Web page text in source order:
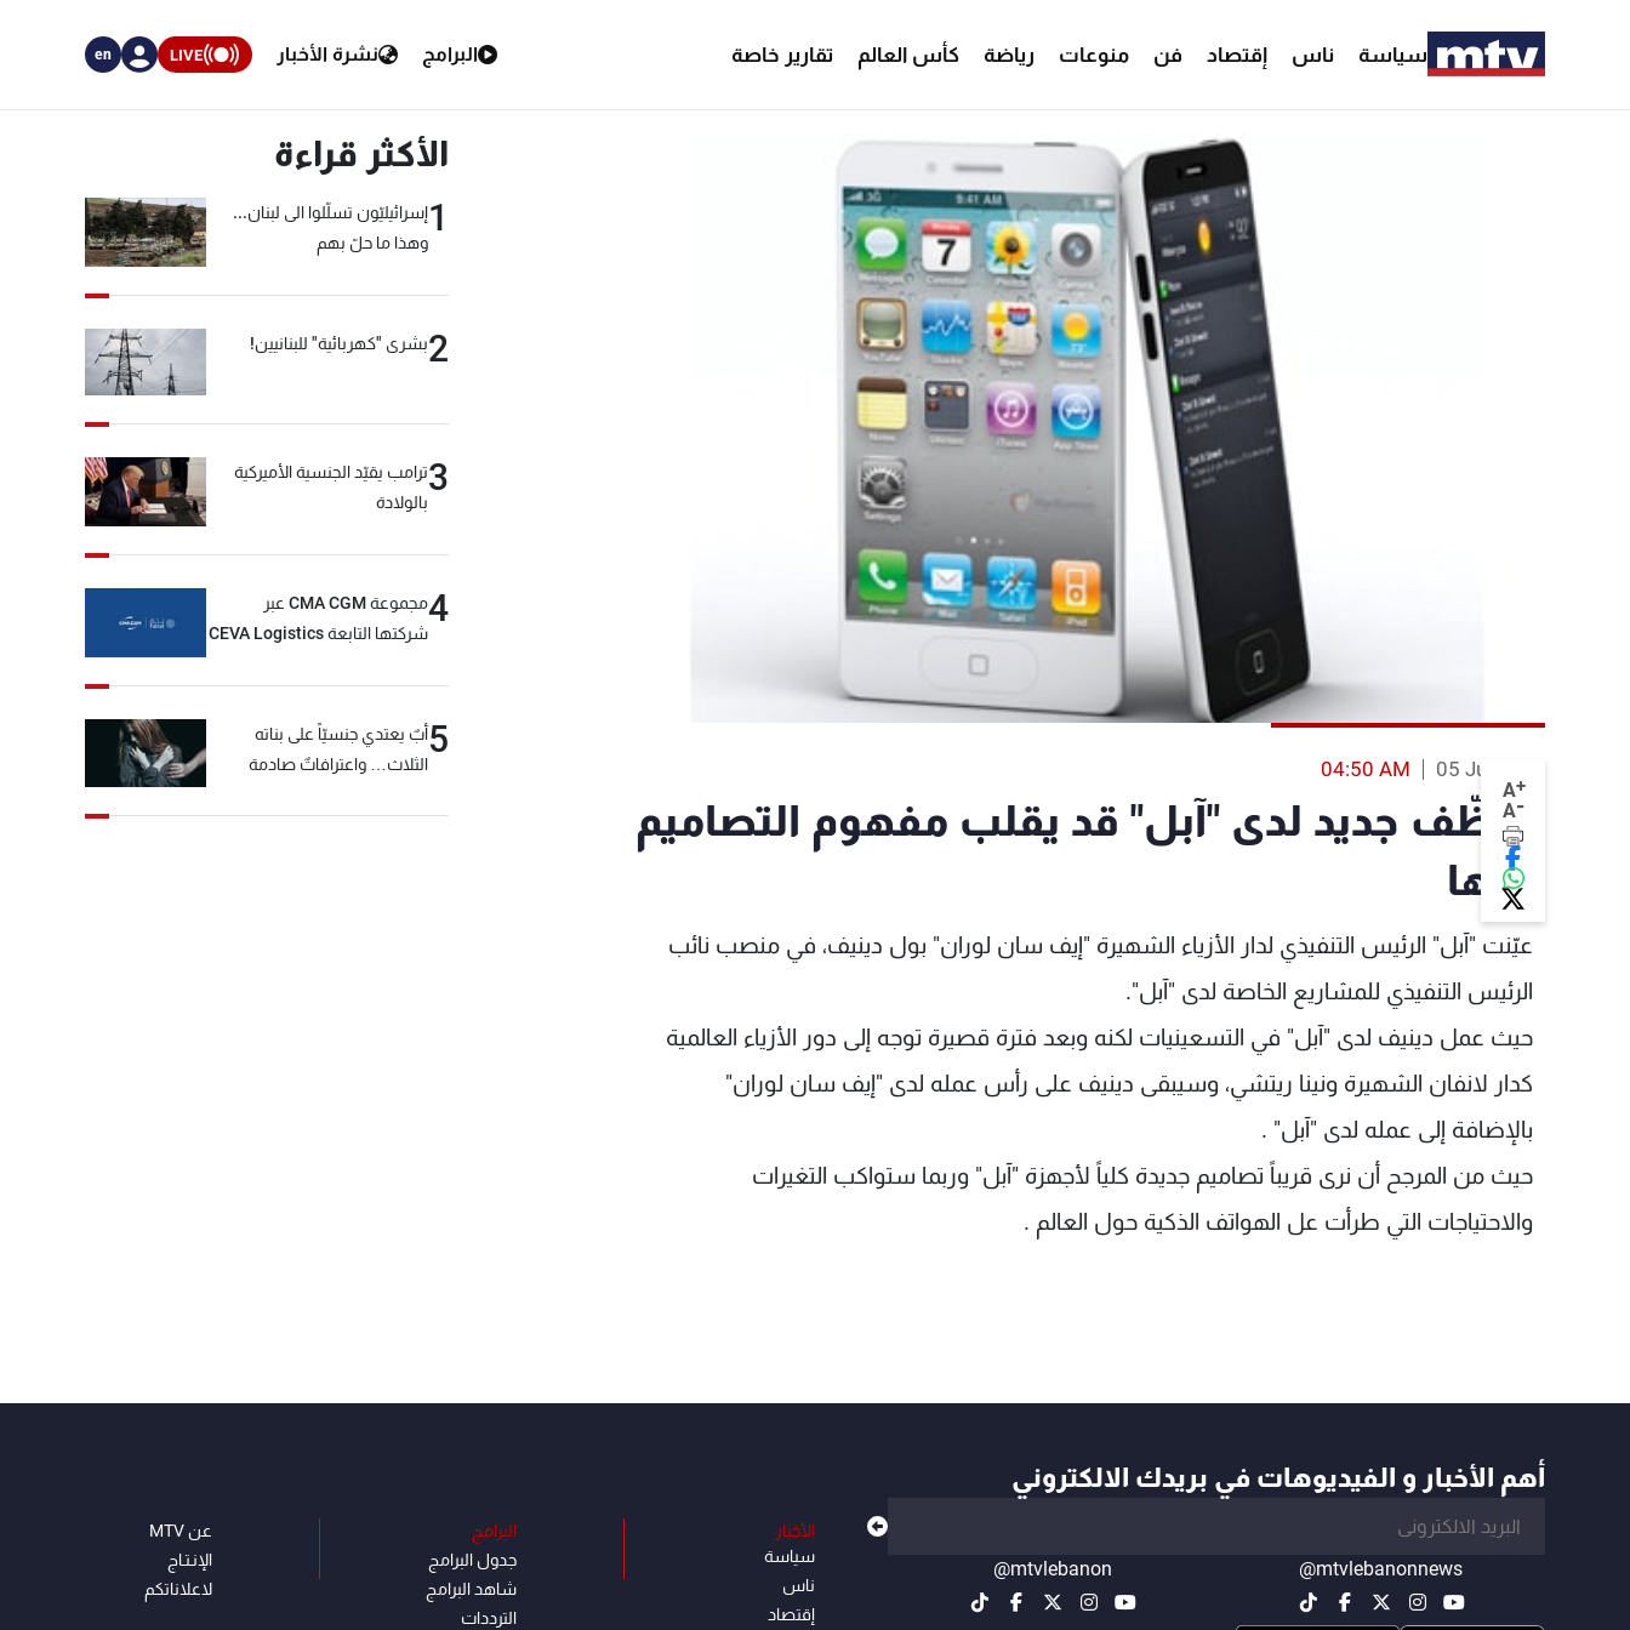
سياسة ناس إقتصاد فن منوعات رياضة كأس العالم تقارير خاصة البرامج نشرة الأخبار LIVE
en
A+
A-
05 Jul 2013
04:50 AM
موظّف جديد لدى "آبل" قد يقلب مفهوم التصاميم
لديها
عيّنت "آبل" الرئيس التنفيذي لدار الأزياء الشهيرة "إيف سان لوران" بول دينيف، في منصب نائب
الرئيس التنفيذي للمشاريع الخاصة لدى "آبل".
حيث عمل دينيف لدى "آبل" في التسعينيات لكنه وبعد فترة قصيرة توجه إلى دور الأزياء العالمية
كدار لانفان الشهيرة ونينا ريتشي، وسيبقى دينيف على رأس عمله لدى "إيف سان لوران"
بالإضافة إلى عمله لدى "آبل" .
حيث من المرجح أن نرى قريباً تصاميم جديدة كلياً لأجهزة "آبل" وربما ستواكب التغيرات
والاحتياجات التي طرأت عل الهواتف الذكية حول العالم .
الأكثر قراءة
1إسرائيليّون تسلّلوا الى لبنان...
وهذا ما حلّ بهم
2بشرى "كهربائية" للبنانيين!
3ترامب يقيّد الجنسية الأميركية
بالولادة
4
مجموعة CMA CGM عبر
شركتها التابعة CEVA Logistics
5أبٌ يعتدي جنسيّاً على بناته
الثلاث… واعترافاتٌ صادمة
أهم الأخبار و الفيديوهات في بريدك الالكتروني
@mtvlebanonnews
@mtvlebanon
الأخبار
سياسة
ناس
إقتصاد
البرامج
جدول البرامج
شاهد البرامج
الترددات
عن MTV
الإنـتـاج
لاعلاناتكم